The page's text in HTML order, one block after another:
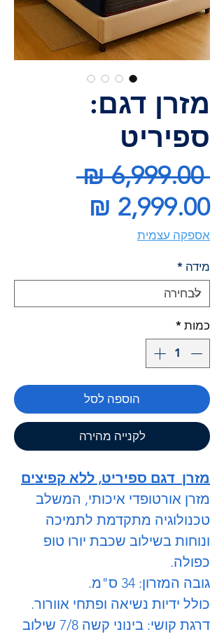
מזרן דגם:
ספיריט
‏6,999.00 ‏₪
מחיר
אספקה עצמית
מידה *
כמות *
הוספה לסל
לקנייה מהירה
מזרן דגם ספיריט, ללא קפיצים
מזרן אורטופדי איכותי, המשלב
טכנולוגיה מתקדמת לתמיכה
ונוחות בשילוב שכבת יורו טופ
כפולה.
גובה המזרון: 34 ס"מ.
כולל ידיות נשיאה ופתחי אוורור.
דרגת קושי: בינוני קשה 7/8 שילוב